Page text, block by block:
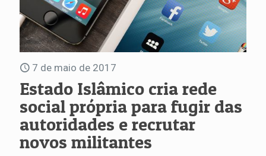
7 de maio de 2017
Estado Islâmico cria rede
social própria para fugir das
autoridades e recrutar
novos militantes